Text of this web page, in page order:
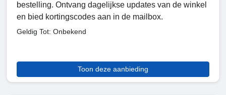
bestelling. Ontvang dagelijkse updates van de winkel
en bied kortingscodes aan in de mailbox.
Geldig Tot: Onbekend
Toon deze aanbieding